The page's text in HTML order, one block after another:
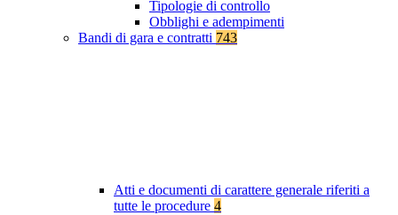
Tipologie di controllo
Obblighi e adempimenti
Bandi di gara e contratti 743
Atti e documenti di carattere generale riferiti a
tutte le procedure 4